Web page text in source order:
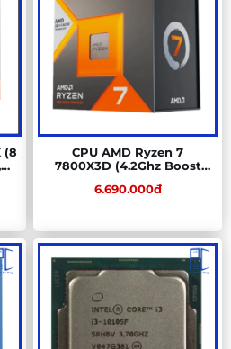
(8
CPU AMD Ryzen 7
7800X3D (4.2Ghz Boost
104Mb) Tray New
6.690.000đ